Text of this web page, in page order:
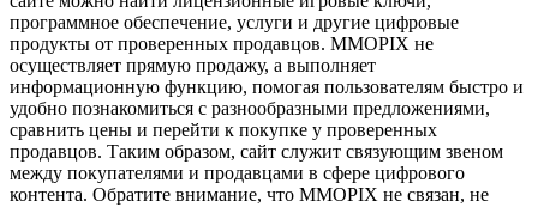
программное обеспечение, услуги и другие цифровые
продукты от проверенных продавцов. MMOPIX не
осуществляет прямую продажу, а выполняет
информационную функцию, помогая пользователям быстро и
удобно познакомиться с разнообразными предложениями,
сравнить цены и перейти к покупке у проверенных
продавцов. Таким образом, сайт служит связующим звеном
между покупателями и продавцами в сфере цифрового
контента. Обратите внимание, что MMOPIX не связан, не